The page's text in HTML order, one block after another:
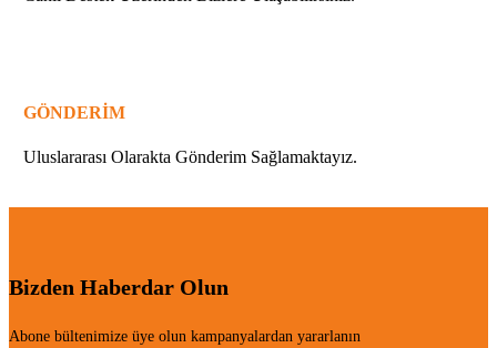
GÖNDERİM
Uluslararası Olarakta Gönderim Sağlamaktayız.
Bizden Haberdar Olun
Abone bültenimize üye olun kampanyalardan yararlanın